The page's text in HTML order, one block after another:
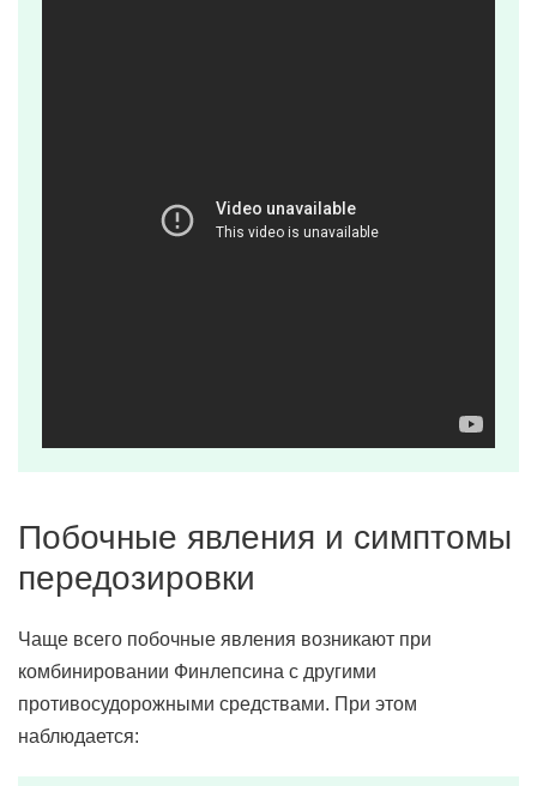
Побочные явления и симптомы
передозировки
Чаще всего побочные явления возникают при
комбинировании Финлепсина с другими
противосудорожными средствами. При этом
наблюдается: